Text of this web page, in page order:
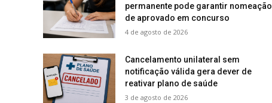
permanente pode garantir nomeação
de aprovado em concurso
4 de agosto de 2026
Cancelamento unilateral sem
notificação válida gera dever de
reativar plano de saúde
3 de agosto de 2026